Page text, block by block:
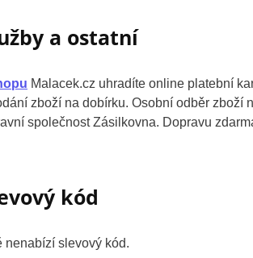
a ostatní
Malacek.cz uhradíte online platební
zboží na dobírku. Osobní odběr
společnost Zásilkovna. Dopravu
kód
nenabízí slevový kód.